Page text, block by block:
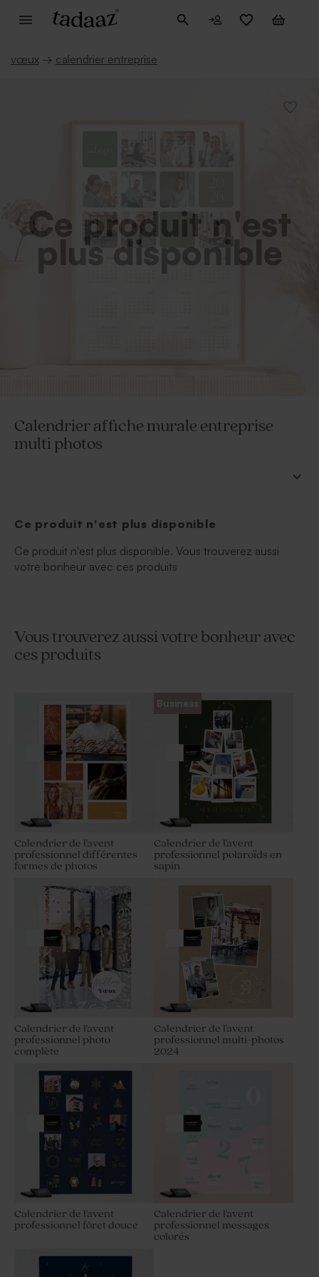
vœux → calendrier entreprise
Ce produit n'est
plus disponible
Calendrier affiche murale entreprise
multi photos
Ce produit n'est plus disponible
Ce produit n'est plus disponible. Vous trouverez aussi
votre bonheur avec ces produits
Vous trouverez aussi votre bonheur avec
ces produits
Calendrier de l'avent
professionnel différentes
formes de photos
Business
Calendrier de l'avent
professionnel polaroïds en
sapin
Calendrier de l'avent
professionnel photo
complète
Calendrier de l'avent
professionnel multi-photos
2024
Calendrier de l'avent
professionnel fôret douce
Calendrier de l'avent
professionnel messages
colorés